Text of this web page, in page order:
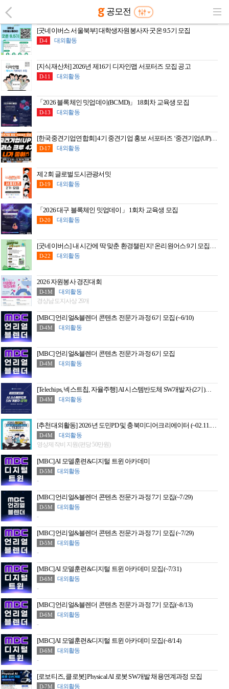
공모전
[굿네이버스 서울북부] 대학생자원봉사자 굿온 9.5기 모집
D-4 대외활동
[지식재산처] 2026년 제16기 디자인맵 서포터즈 모집 공고
D-11 대외활동
「2026 블록체인 밋업데이(BCMD)」 18회차 교육생 모집
D-13 대외활동
[한국중견기업연합회] 4기 중견기업 홍보 서포터즈 ‘중견기업(UP) 플러스 크루’ 모집
D-17 대외활동
제 2회 글로벌도시관광서밋
D-19 대외활동
「2026 대구 블록체인 밋업데이」 1회차 교육생 모집
D-20 대외활동
[굿네이버스] 내 시간에 딱 맞춘 환경챌린지! 온리원어스 9기 모집! (~8/31)
D-22 대외활동
2026 자원봉사 경진대회
D-1M
대외활동
경상남도지사상 29개
[MBC] 언리얼&블렌더 콘텐츠 전문가 과정 6기 모집 (~6/10)
D-4M 대외활동
[MBC] 언리얼&블렌더 콘텐츠 전문가 과정 6기 모집
D-4M 대외활동
[Telechips, 넥스트칩, 자율주행] AI 시스템반도체 SW개발자 (2기)채용연계과정
D-4M 대외활동
[추천대외활동] 2026년 도민PD 및 충북미디어크리에이터 (~02.11.수 14시까지)
D-4M
대외활동
영상제작비 지원(편당 50만원)
[MBC] AI 모델훈련&디지털 트윈 아카데미
D-5M
대외활동
-
[MBC] 언리얼&블렌더 콘텐츠 전문가 과정 7기 모집(~7/29)
D-5M
대외활동
-
[MBC] 언리얼&블렌더 콘텐츠 전문가 과정 7기 모집 (~7/29)
D-5M
대외활동
-
[MBC] AI 모델훈련&디지털 트윈 아카데미 모집(~7/31)
D-6M
대외활동
-
[MBC] 언리얼&블렌더 콘텐츠 전문가 과정 7기 모집(~8/13)
D-6M
대외활동
-
[MBC] AI 모델훈련&디지털 트윈 아카데미 모집(~8/14)
D-6M
대외활동
-
[로보티즈, 클로봇] Physical AI 로봇 SW개발 채용연계과정 모집
D-7M 대외활동